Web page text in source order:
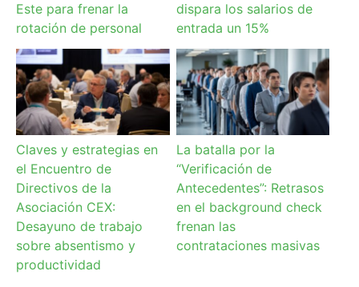
Este para frenar la
rotación de personal
dispara los salarios de
entrada un 15%
Claves y estrategias en
el Encuentro de
Directivos de la
Asociación CEX:
Desayuno de trabajo
sobre absentismo y
productividad
La batalla por la
“Verificación de
Antecedentes”: Retrasos
en el background check
frenan las
contrataciones masivas